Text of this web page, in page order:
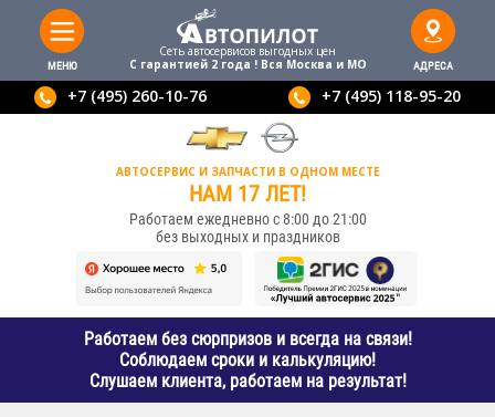
МЕНЮ
Сеть автосервисов выгодныx цен
С гарантией 2 года ! Вся Москва и МО
АДРЕСА
+7 (495) 260-10-76 +7 (495) 118-95-20
АВТОСЕРВИС И ЗАПЧАСТИ В ОДНОМ МЕСТЕ
НАМ 17 ЛЕТ!
Работаем ежедневно с 8:00 до 21:00
без выходных и праздников
Работаем без сюрпризов и всегда на связи!
Соблюдаем сроки и калькуляцию!
Слушаем клиента, работаем на результат!